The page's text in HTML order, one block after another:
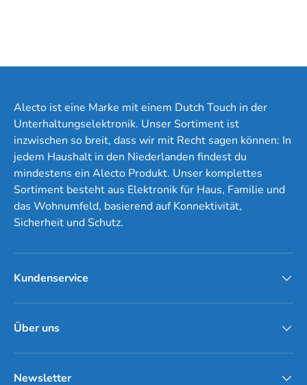
Alecto ist eine Marke mit einem Dutch Touch in der
Unterhaltungselektronik. Unser Sortiment ist
inzwischen so breit, dass wir mit Recht sagen können: In
jedem Haushalt in den Niederlanden findest du
mindestens ein Alecto Produkt. Unser komplettes
Sortiment besteht aus Elektronik für Haus, Familie und
das Wohnumfeld, basierend auf Konnektivität,
Sicherheit und Schutz.
Kundenservice
Über uns
Newsletter